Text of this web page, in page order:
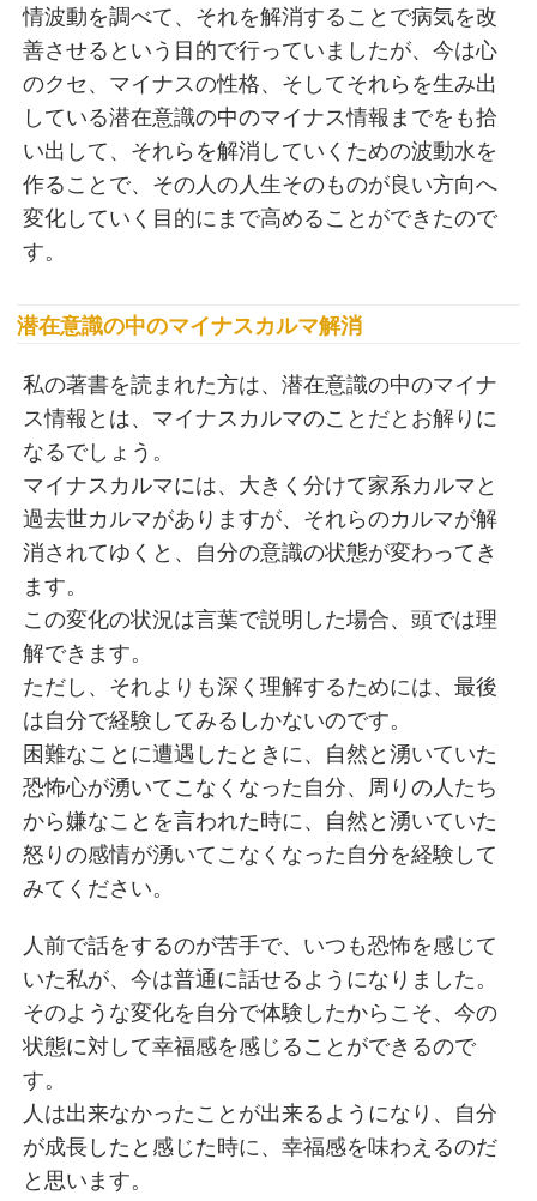
情波動を調べて、それを解消することで病気を改
善させるという目的で行っていましたが、今は心
のクセ、マイナスの性格、そしてそれらを生み出
している潜在意識の中のマイナス情報までをも拾
い出して、それらを解消していくための波動水を
作ることで、その人の人生そのものが良い方向へ
変化していく目的にまで高めることができたので
す。
潜在意識の中のマイナスカルマ解消
私の著書を読まれた方は、潜在意識の中のマイナ
ス情報とは、マイナスカルマのことだとお解りに
なるでしょう。
マイナスカルマには、大きく分けて家系カルマと
過去世カルマがありますが、それらのカルマが解
消されてゆくと、自分の意識の状態が変わってき
ます。
この変化の状況は言葉で説明した場合、頭では理
解できます。
ただし、それよりも深く理解するためには、最後
は自分で経験してみるしかないのです。
困難なことに遭遇したときに、自然と湧いていた
恐怖心が湧いてこなくなった自分、周りの人たち
から嫌なことを言われた時に、自然と湧いていた
怒りの感情が湧いてこなくなった自分を経験して
みてください。
人前で話をするのが苦手で、いつも恐怖を感じて
いた私が、今は普通に話せるようになりました。
そのような変化を自分で体験したからこそ、今の
状態に対して幸福感を感じることができるので
す。
人は出来なかったことが出来るようになり、自分
が成長したと感じた時に、幸福感を味わえるのだ
と思います。